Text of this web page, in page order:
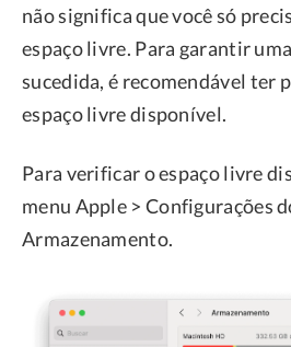
não significa que você só
espaço livre. Para garantir
sucedida, é recomendável ter
espaço livre disponível.
Para verificar o espaço livre
menu Apple > Configurações
Armazenamento.